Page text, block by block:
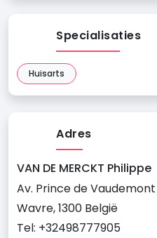
Specialisaties
Huisarts
Adres
VAN DE MERCKT Philippe
Av. Prince de
Wavre, 1300 België
Tel: +32498777905